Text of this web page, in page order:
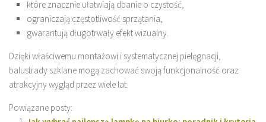
które znacznie ułatwiają dbanie o czystość,
ograniczają częstotliwość sprzątania,
gwarantują długotrwały efekt wizualny.
Dzięki właściwemu montażowi i systematycznej pielęgnacji,
balustrady szklane mogą zachować swoją funkcjonalność oraz
atrakcyjny wygląd przez wiele lat.
Powiązane posty: